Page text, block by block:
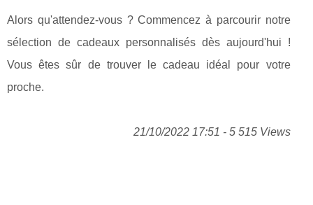
Alors qu'attendez-vous ? Commencez à parcourir notre
sélection de cadeaux personnalisés dès aujourd'hui !
Vous êtes sûr de trouver le cadeau idéal pour votre
proche.
21/10/2022 17:51 - 5 515 Views